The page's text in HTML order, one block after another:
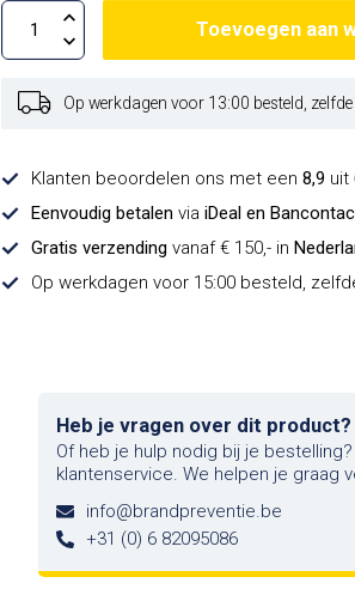
Toevoegen aan
Op werkdagen voor 13:00 besteld,
Klanten beoordelen ons met een8,9 uit
Eenvoudig betalen viaiDeal en
Gratis verzending vanaf € 150,- in
Op werkdagen voor 15:00 besteld,
Heb je vragen over dit product?
Of heb je hulp nodig bij je
klantenservice. We helpen je graag
info@brandpreventie.be
+31 (0) 6 82095086